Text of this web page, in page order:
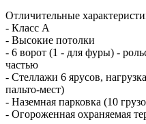
Отличительные
- Класс А
- Высокие потолки
- 6 ворот (1 - для фуры) -
частью
- Стеллажи 6 ярусов,
пальто-мест)
- Наземная парковка (10
- Огороженная охраняемая